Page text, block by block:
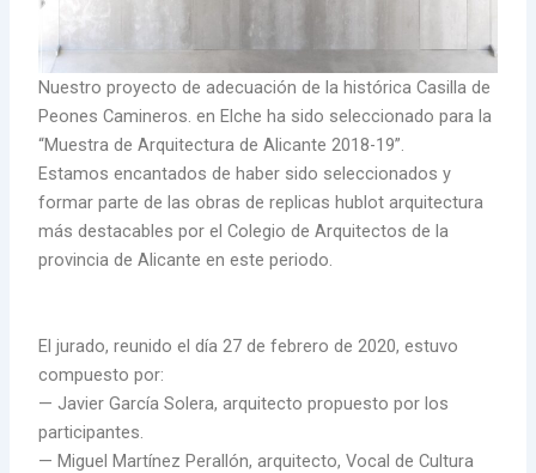
Nuestro proyecto de adecuación de la histórica Casilla de
Peones Camineros. en Elche ha sido seleccionado para la
“Muestra de Arquitectura de Alicante 2018-19”.
Estamos encantados de haber sido seleccionados y
formar parte de las obras de replicas hublot arquitectura
más destacables por el Colegio de Arquitectos de la
provincia de Alicante en este periodo.
El jurado, reunido el día 27 de febrero de 2020, estuvo
compuesto por:
— Javier García Solera, arquitecto propuesto por los
participantes.
— Miguel Martínez Perallón, arquitecto, Vocal de Cultura